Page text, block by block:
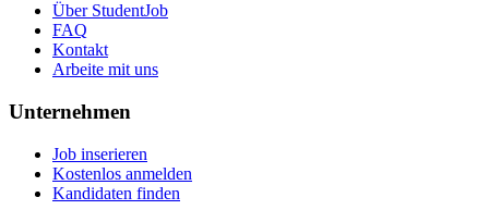
Über StudentJob
FAQ
Kontakt
Arbeite mit uns
Unternehmen
Job inserieren
Kostenlos anmelden
Kandidaten finden